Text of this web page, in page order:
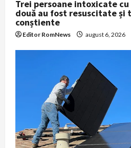
Trei persoane intoxicate
două au fost resuscitate și
conștiente
Editor RomNews august 6, 2026